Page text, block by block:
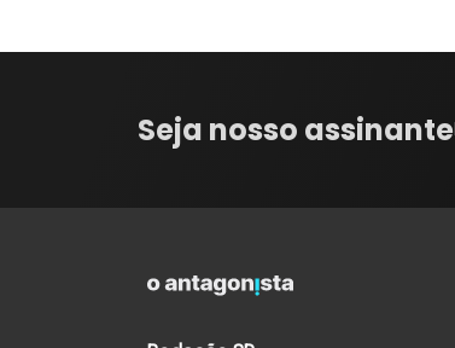
Seja nosso assinante